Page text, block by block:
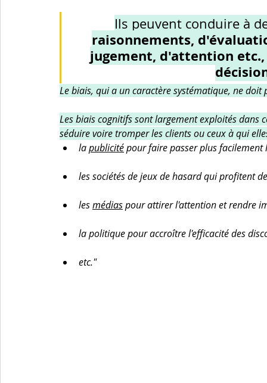
Ils peuvent conduire à
raisonnements,
jugement, d'attention
Le biais, qui a un caractère systématique, ne doit
Les biais cognitifs sont largement exploités dans
séduire voire tromper les clients ou ceux à qui
la publicité pour faire passer plus facilement
les sociétés de jeux de hasard qui profitent
les médias pour attirer l'attention et rendre
la politique pour accroître l'efficacité des
etc."